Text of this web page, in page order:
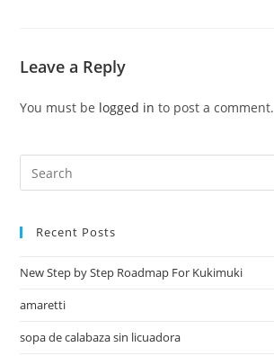
Leave a Reply
You must be logged in to post a comment.
Recent Posts
New Step by Step Roadmap For Kukimuki
amaretti
sopa de calabaza sin licuadora